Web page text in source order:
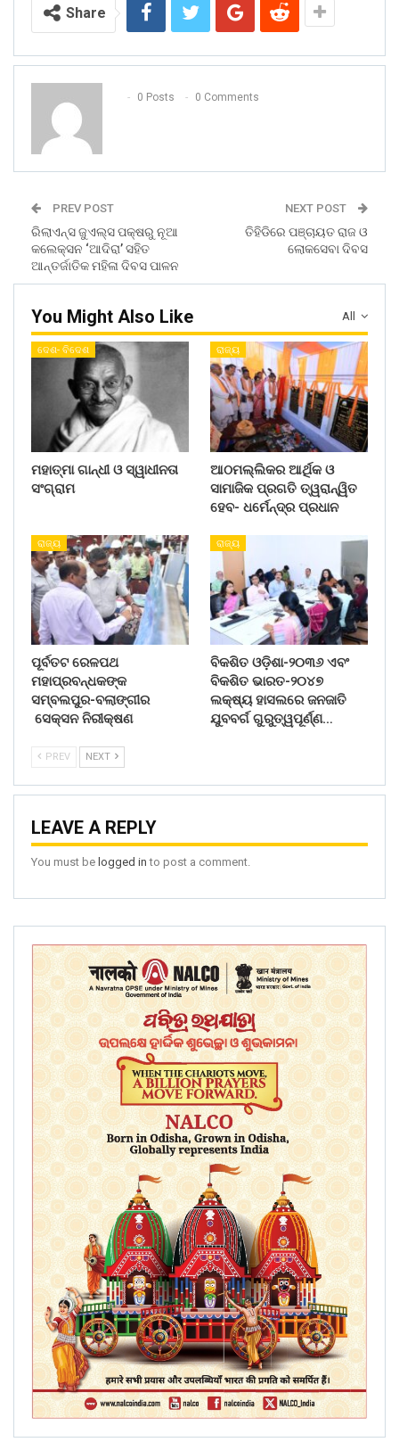
Share
0 Posts 0 Comments
PREV POST
ରିଲାଏନ୍ସ ଜୁଏଲ୍‌ସ ପକ୍ଷରୁ ନୂଆ
କଲେକ୍ସନ ‘ଆଦିରା’ ସହିତ
ଆନ୍ତର୍ଜାତିକ ମହିଳା ଦିବସ ପାଳନ
NEXT POST
ତିହିଡିରେ ପଞ୍ଚାୟତ ରାଜ ଓ
ଲୋକସେବା ଦିବସ
All
You Might Also Like
ଦେଶ- ବିଦେଶ
ମହାତ୍ମା ଗାନ୍ଧୀ ଓ ସ୍ୱାଧୀନତା
ସଂଗ୍ରାମ
ରାଜ୍ୟ
ଆଠମଲ୍ଲିକର ଆର୍ଥିକ ଓ
ସାମାଜିକ ପ୍ରଗତି ତ୍ୱରାନ୍ୱିତ
ହେବ- ଧର୍ମେନ୍ଦ୍ର ପ୍ରଧାନ
ରାଜ୍ୟ
ପୂର୍ବତଟ ରେଳପଥ
ମହାପ୍ରବନ୍ଧକଙ୍କ
ସମ୍ବଲପୁର-ବଲାଙ୍ଗୀର
ସେକ୍ସନ ନିରୀକ୍ଷଣ
ରାଜ୍ୟ
ବିକଶିତ ଓଡ଼ିଶା-୨୦୩୬ ଏବଂ
ବିକଶିତ ଭାରତ-୨୦୪୭
ଲକ୍ଷ୍ୟ ହାସଲରେ ଜନଜାତି
ଯୁବବର୍ଗ ଗୁରୁତ୍ୱପୂର୍ଣ୍ଣ…
PREV NEXT
LEAVE A REPLY
You must be logged in to post a comment.